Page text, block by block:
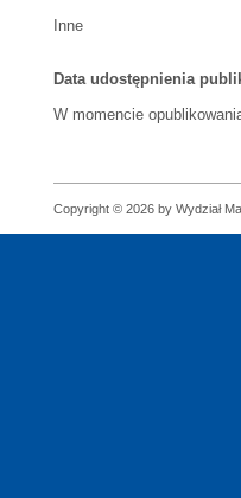
Inne
Data udostępnienia
W momencie
Copyright © 2026 by Wydział